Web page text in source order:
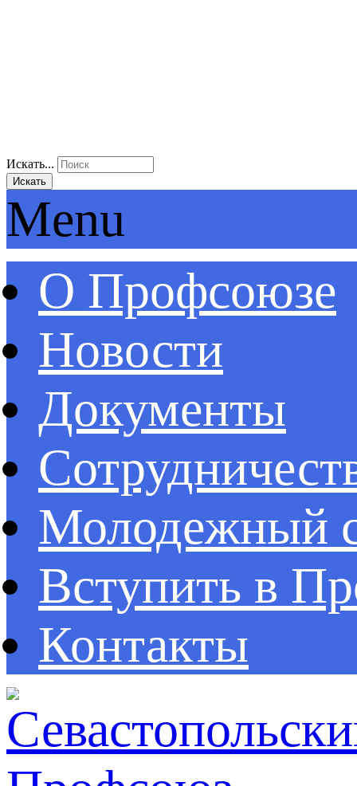
Искать...
Искать
Menu
О Профсоюзе
Новости
Документы
Молодежный
Вступить в
Контакты